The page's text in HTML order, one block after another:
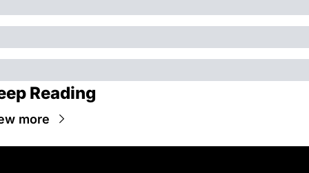
Reading
more